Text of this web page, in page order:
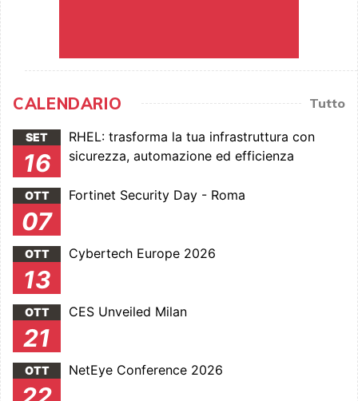
CALENDARIO Tutto
SET
16
RHEL: trasforma la tua infrastruttura con
sicurezza, automazione ed efficienza
OTT
07
Fortinet Security Day - Roma
OTT
13
Cybertech Europe 2026
OTT
21
CES Unveiled Milan
OTT NetEye Conference 2026